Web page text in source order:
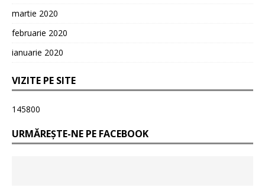
martie 2020
februarie 2020
ianuarie 2020
VIZITE PE SITE
145800
URMĂREȘTE-NE PE FACEBOOK